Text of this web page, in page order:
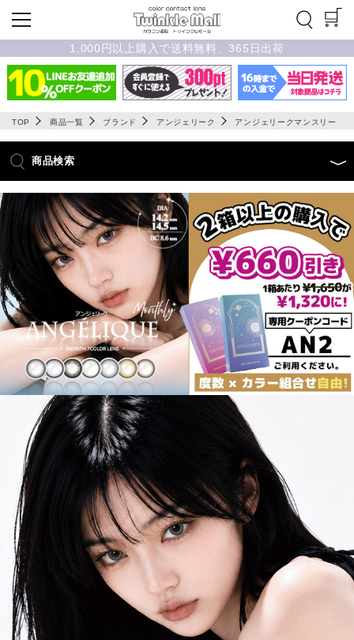
1,000円以上購入で送料無料、365日出荷
TOP 商品一覧 ブランド アンジェリーク アンジェリークマンスリー
商品検索